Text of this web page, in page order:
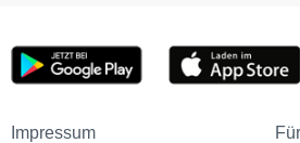
Impressum